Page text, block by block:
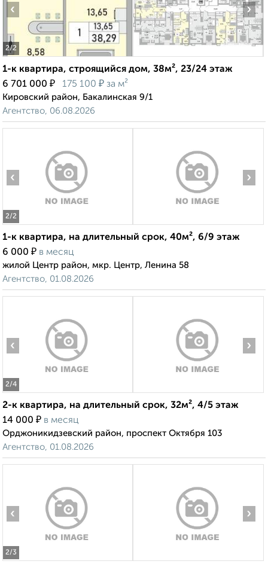
2/2
‹ ›
1-к квартира, строящийся дом, 38м², 23/24 этаж
6 701 000 ₽ 175 100 ₽ за м²
Кировский район, Бакалинская 9/1
Агентство, 06.08.2026
2/2
‹ ›
1-к квартира, на длительный срок, 40м², 6/9 этаж
6 000 ₽ в месяц
жилой Центр район, мкр. Центр, Ленина 58
Агентство, 01.08.2026
2/4
‹ ›
2-к квартира, на длительный срок, 32м², 4/5 этаж
14 000 ₽ в месяц
Орджоникидзевский район, проспект Октября 103
Агентство, 01.08.2026
2/3
‹ ›